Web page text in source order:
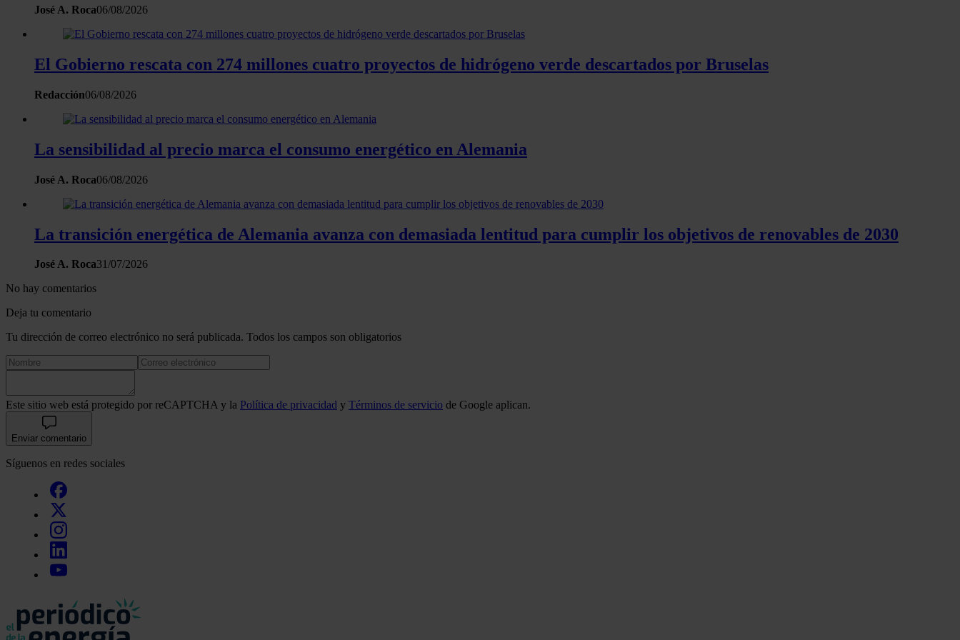
José A. Roca06/08/2026
El Gobierno rescata con 274 millones cuatro proyectos de hidrógeno verde descartados por Bruselas
Redacción06/08/2026
La sensibilidad al precio marca el consumo energético en Alemania
José A. Roca06/08/2026
La transición energética de Alemania avanza con demasiada lentitud para cumplir los objetivos de renovables de 2030
José A. Roca31/07/2026
No hay comentarios
Deja tu comentario
Tu dirección de correo electrónico no será publicada. Todos los campos son obligatorios
Este sitio web está protegido por reCAPTCHA y la Política de privacidad y Términos de servicio de Google aplican.
Enviar comentario
Síguenos en redes sociales